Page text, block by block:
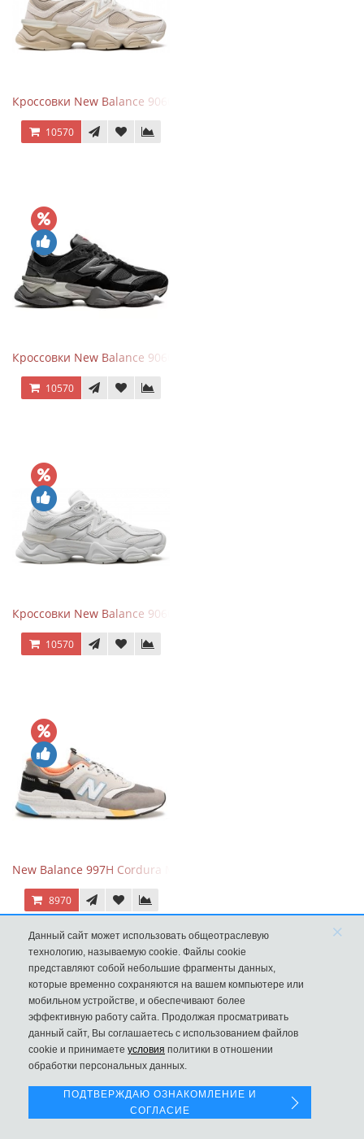
Кроссовки New Balance 9060 Beige White
10570
Кроссовки New Balance 9060 Black Castlerock
10570
Кроссовки New Balance 9060 Triple White
10570
New Balance 997H Cordura Marblehead с желтой и голубой
8970
Данный сайт может использовать общеотраслевую
технологию, называемую cookie. Файлы cookie
представляют собой небольшие фрагменты данных,
которые временно сохраняются на вашем компьютере или
мобильном устройстве, и обеспечивают более
эффективную работу сайта. Продолжая просматривать
данный сайт, Вы соглашаетесь с использованием файлов
cookie и принимаете условия политики в отношении
обработки персональных данных.
×
ПОДТВЕРЖДАЮ ОЗНАКОМЛЕНИЕ И
СОГЛАСИЕ